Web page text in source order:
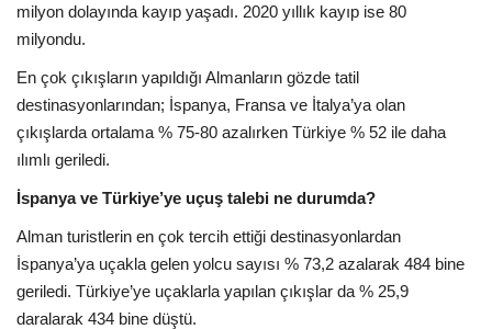
Galeri
milyon dolayında kayıp yaşadı. 2020 yıllık kayıp ise 80
milyondu.
En çok çıkışların yapıldığı Almanların gözde tatil
destinasyonlarından; İspanya, Fransa ve İtalya’ya olan
çıkışlarda ortalama % 75-80 azalırken Türkiye % 52 ile daha
ılımlı geriledi.
İspanya ve Türkiye’ye uçuş talebi ne durumda?
Alman turistlerin en çok tercih ettiği destinasyonlardan
İspanya’ya uçakla gelen yolcu sayısı % 73,2 azalarak 484 bine
geriledi. Türkiye’ye uçaklarla yapılan çıkışlar da % 25,9
daralarak 434 bine düştü.